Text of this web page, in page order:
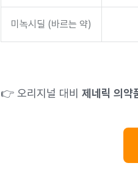
미녹시딜 (바르는 약)
👉 오리지널 대비 제네릭 의약